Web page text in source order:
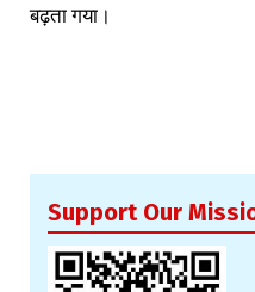
बढ़ता गया।
Support Our